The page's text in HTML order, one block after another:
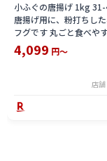
小ふぐの唐揚げ 1kg 31-
唐揚げ用に、粉打ちし
フグです 丸ごと食べや
仕立てた商品 冷凍
4,099 円～
店